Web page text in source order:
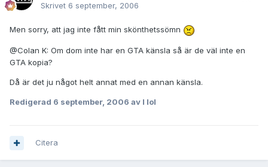
Skrivet 6 september, 2006
Men sorry, att jag inte fått min skönthetssömn
@Colan K: Om dom inte har en GTA känsla så är de väl inte en
GTA kopia?
Då är det ju något helt annat med en annan känsla.
Redigerad 6 september, 2006 av I lol
Citera